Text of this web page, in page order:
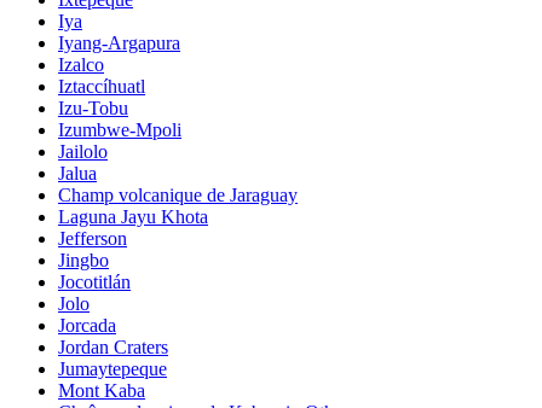
Iya
Iyang-Argapura
Izalco
Iztaccíhuatl
Izu-Tobu
Izumbwe-Mpoli
Jailolo
Jalua
Champ volcanique de Jaraguay
Laguna Jayu Khota
Jefferson
Jingbo
Jocotitlán
Jolo
Jorcada
Jordan Craters
Jumaytepeque
Mont Kaba